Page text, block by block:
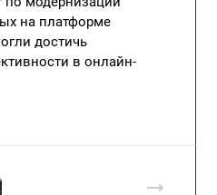
на платформе
достичь
в онлайн-